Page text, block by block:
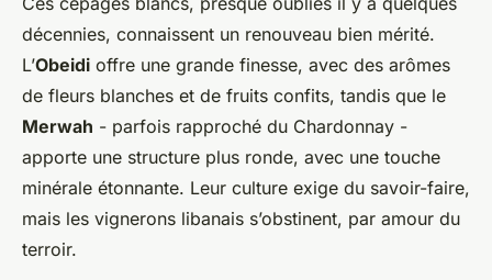
décennies, connaissent un renouveau bien mérité.
L’Obeidi offre une grande finesse, avec des arômes
de fleurs blanches et de fruits confits, tandis que le
Merwah - parfois rapproché du Chardonnay -
apporte une structure plus ronde, avec une touche
minérale étonnante. Leur culture exige du savoir-faire,
mais les vignerons libanais s’obstinent, par amour du
terroir.